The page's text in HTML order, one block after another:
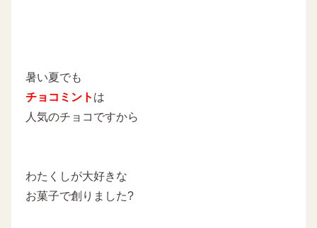
暑い夏でも
チョコミント は
人気のチョコですから
わたくしが大好きな
お菓子で創りました?